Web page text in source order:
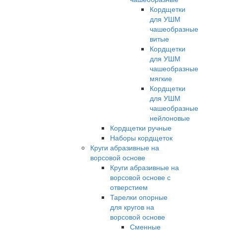
Кордщетки
для УШМ
чашеобразные
витые
Кордщетки
для УШМ
чашеобразные
мягкие
Кордщетки
для УШМ
чашеобразные
нейлоновые
Кордщетки ручные
Наборы кордщеток
Круги абразивные на
ворсовой основе
Круги абразивные на
ворсовой основе с
отверстием
Тарелки опорные
для кругов на
ворсовой основе
Сменные